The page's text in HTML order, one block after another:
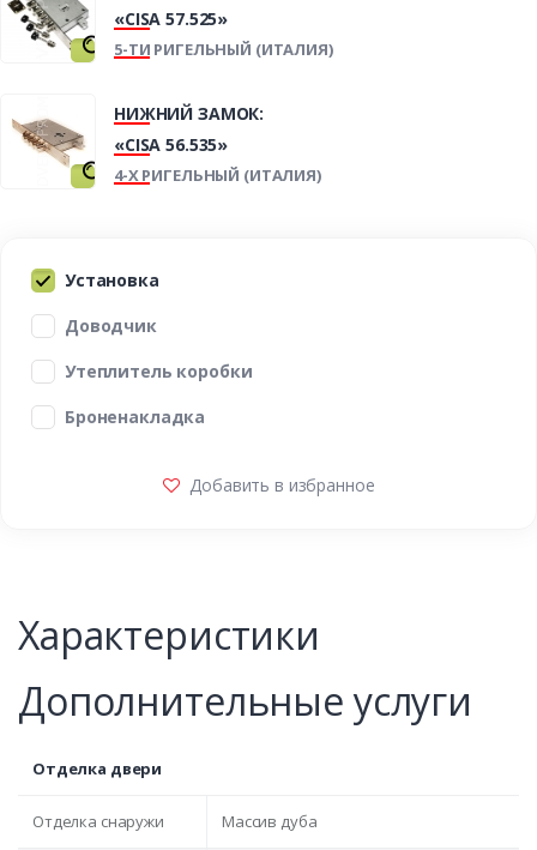
«CISA 57.525»
5-ТИ РИГЕЛЬНЫЙ (ИТАЛИЯ)
НИЖНИЙ ЗАМОК:
«CISA 56.535»
4-Х РИГЕЛЬНЫЙ (ИТАЛИЯ)
Установка
Доводчик
Утеплитель коробки
Броненакладка
Добавить в избранное
Характеристики
Дополнительные услуги
Отделка двери
Отделка снаружи Массив дуба